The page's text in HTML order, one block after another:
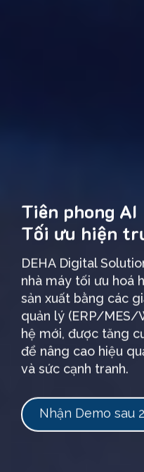
Tiên phong AI
Tối ưu hiện
DEHA Digital
nhà máy tối ưu hoá
sản xuất bằng các
quản lý (ERP/MES/
hệ mới, được tăng
để nâng cao hiệu
và sức cạnh tranh.
Nhận Demo sau